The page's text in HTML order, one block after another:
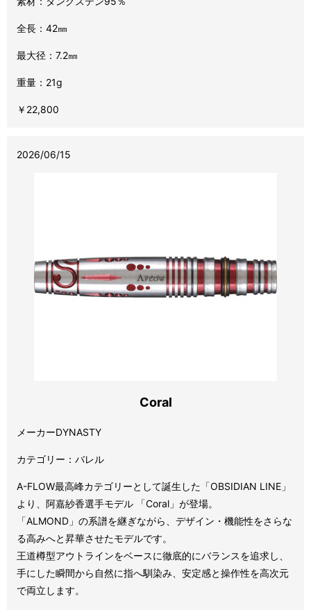
全長：42㎜
最大径：7.2㎜
重量：21g
￥22,800
2026/06/15
Coral
メーカーDYNASTY
カテゴリー：バレル
A-FLOW最高峰カテゴリーとして誕生した「OBSIDIAN LINE」
より、阿嘉紗香選手モデル 「Coral」が登場。
「ALMOND」の系譜を継ぎながら、デザイン・機能性をさらな
る高みへと昇華させたモデルです。
王道樽型アウトラインをベースに徹底的にバランスを追求し、
手にした瞬間から自然に指へ馴染み、安定感と操作性を高次元
で両立します。